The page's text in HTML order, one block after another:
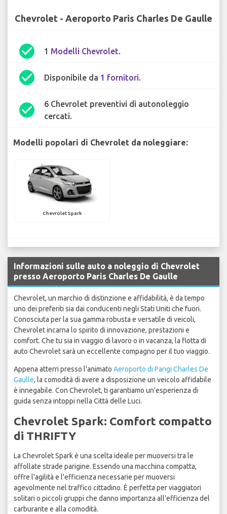
Chevrolet - Aeroporto Paris Charles De Gaulle
check_circle 1 Modelli Chevrolet.
check_circle Disponibile da 1 fornitori.
check_circle
6 Chevrolet preventivi di autonoleggio
cercati.
Modelli popolari di Chevrolet da noleggiare:
Chevrolet Spark
Informazioni sulle auto a noleggio di Chevrolet
presso Aeroporto Paris Charles De Gaulle
Chevrolet, un marchio di distinzione e affidabilità, è da tempo
uno dei preferiti sia dai conducenti negli Stati Uniti che fuori.
Conosciuta per la sua gamma robusta e versatile di veicoli,
Chevrolet incarna lo spirito di innovazione, prestazioni e
comfort. Che tu sia in viaggio di lavoro o in vacanza, la flotta di
auto Chevrolet sarà un eccellente compagno per il tuo viaggio.
Appena atterri presso l'animato Aeroporto di Parigi Charles De
Gaulle, la comodità di avere a disposizione un veicolo affidabile
è innegabile. Con Chevrolet, ti garantiamo un'esperienza di
guida senza intoppi nella Città delle Luci.
Chevrolet Spark: Comfort compatto
di THRIFTY
La Chevrolet Spark è una scelta ideale per muoversi tra le
affollate strade parigine. Essendo una macchina compatta,
offre l'agilità e l'efficienza necessarie per muoversi
agevolmente nel traffico cittadino. È perfetta per viaggiatori
solitari o piccoli gruppi che danno importanza all'efficienza del
carburante e alla comodità.